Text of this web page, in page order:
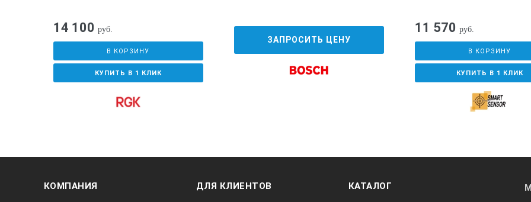
Длина волны, нм
Вес лазерного дальномера с батареями, гр
14 100 руб.
В КОРЗИНУ
КУПИТЬ В 1 КЛИК
ЗАПРОСИТЬ ЦЕНУ
11 570 руб.
В КОРЗИНУ
КУПИТЬ В 1 КЛИК
КОМПАНИЯ ДЛЯ КЛИЕНТОВ КАТАЛОГ